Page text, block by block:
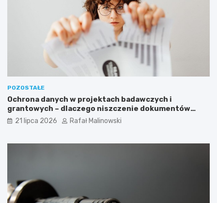
POZOSTAŁE
Ochrona danych w projektach badawczych i
grantowych – dlaczego niszczenie dokumentów
musi być częścią procedury?
21 lipca 2026 Rafał Malinowski